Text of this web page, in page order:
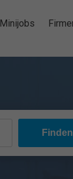
Minijobs